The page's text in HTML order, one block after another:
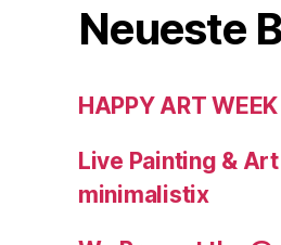
Neueste
HAPPY ART
Live Painting &
minimalistix